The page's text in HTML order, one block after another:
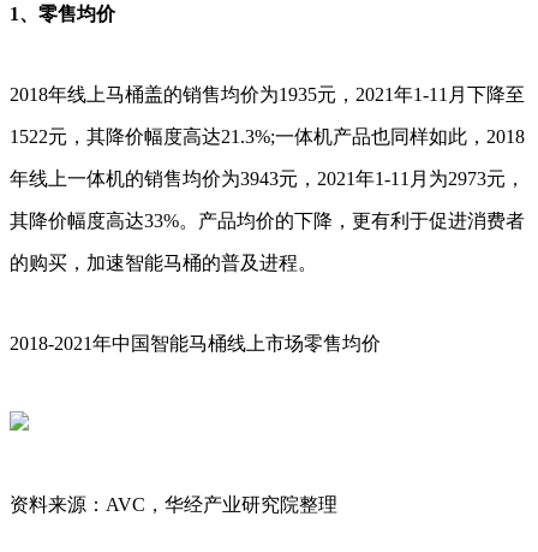
1、零售均价
2018年线上马桶盖的销售均价为1935元，2021年1-11月下降至
1522元，其降价幅度高达21.3%;一体机产品也同样如此，2018
年线上一体机的销售均价为3943元，2021年1-11月为2973元，
其降价幅度高达33%。产品均价的下降，更有利于促进消费者
的购买，加速智能马桶的普及进程。
2018-2021年中国智能马桶线上市场零售均价
资料来源：AVC，华经产业研究院整理